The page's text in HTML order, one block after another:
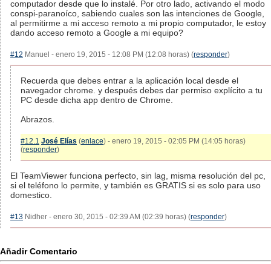
computador desde que lo instalé. Por otro lado, activando el modo
conspi-paranoíco, sabiendo cuales son las intenciones de Google,
al permitirme a mi acceso remoto a mi propio computador, le estoy
dando acceso remoto a Google a mi equipo?
#12 Manuel - enero 19, 2015 - 12:08 PM (12:08 horas) (responder)
Recuerda que debes entrar a la aplicación local desde el
navegador chrome. y después debes dar permiso explícito a tu
PC desde dicha app dentro de Chrome.
Abrazos.
#12.1 José Elías (enlace) - enero 19, 2015 - 02:05 PM (14:05 horas)
(responder)
El TeamViewer funciona perfecto, sin lag, misma resolución del pc,
si el teléfono lo permite, y también es GRATIS si es solo para uso
domestico.
#13 Nidher - enero 30, 2015 - 02:39 AM (02:39 horas) (responder)
Añadir Comentario